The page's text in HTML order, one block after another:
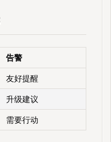
告警
友好提醒
升级建议
需要行动